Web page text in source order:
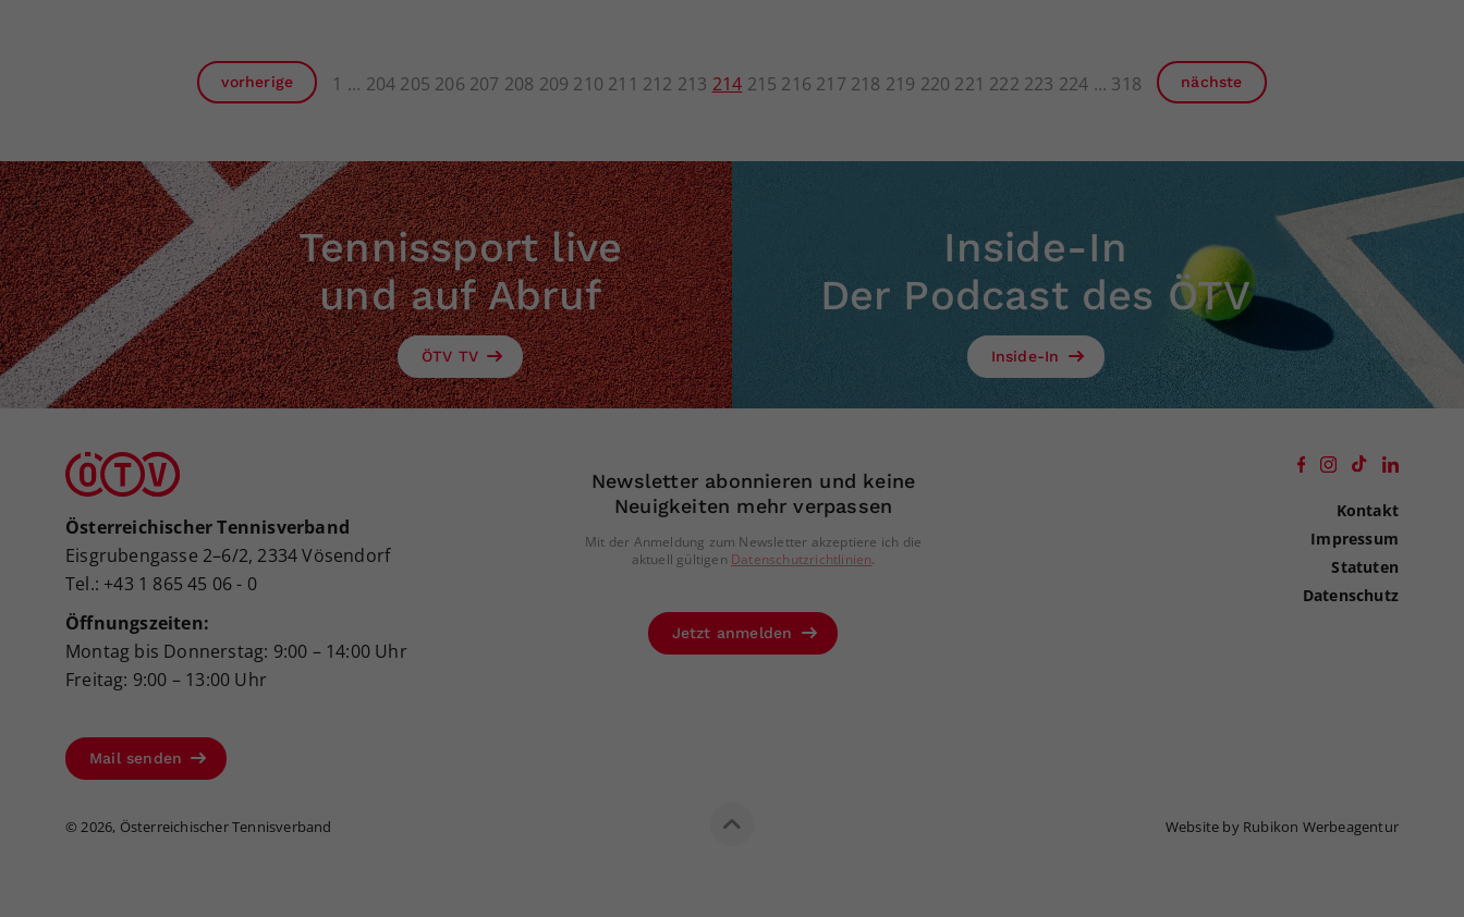
vorherige 1 204 205 206 207 208 209 210 211 212 213 214 215 216 217 218 219 220 221 222 223 224 318 nächste
Tennissport live
und auf Abruf
ÖTV TV
Inside-In
Der Podcast des ÖTV
Inside-In
Österreichischer Tennisverband
Eisgrubengasse 2–6/2, 2334 Vösendorf
Tel.: +43 1 865 45 06 - 0
Öffnungszeiten:
Montag bis Donnerstag: 9:00 – 14:00 Uhr
Freitag: 9:00 – 13:00 Uhr
Mail senden
Newsletter abonnieren und keine
Neuigkeiten mehr verpassen
Mit der Anmeldung zum Newsletter akzeptiere ich die
aktuell gültigen Datenschutzrichtlinien.
Jetzt anmelden
Kontakt
Impressum
Statuten
Datenschutz
© 2026, Österreichischer Tennisverband Website by Rubikon Werbeagentur